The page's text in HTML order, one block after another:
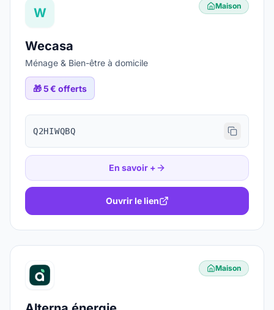
W Maison
Wecasa
Ménage & Bien-être à domicile
🎁5 € offerts
Q2HIWQBQ
En savoir +
Ouvrir le lien
Maison